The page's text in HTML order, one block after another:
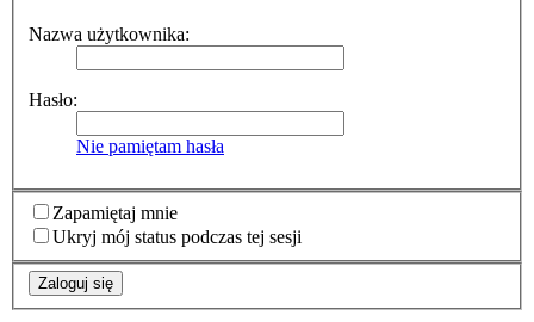
Nazwa użytkownika:
Hasło:
Nie pamiętam hasła
Zapamiętaj mnie
Ukryj mój status podczas tej sesji